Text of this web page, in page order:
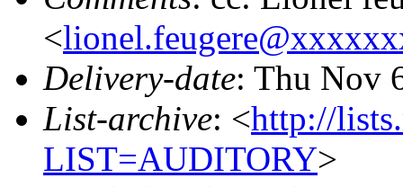
<
Delivery-date: Thu Nov
List-archive: <http://
LIST=AUDITORY>